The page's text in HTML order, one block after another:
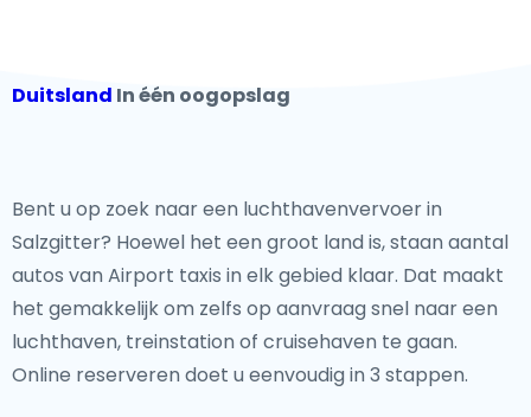
Duitsland In één oogopslag
Bent u op zoek naar een luchthavenvervoer in
Salzgitter? Hoewel het een groot land is, staan aantal
autos van Airport taxis in elk gebied klaar. Dat maakt
het gemakkelijk om zelfs op aanvraag snel naar een
luchthaven, treinstation of cruisehaven te gaan.
Online reserveren doet u eenvoudig in 3 stappen.